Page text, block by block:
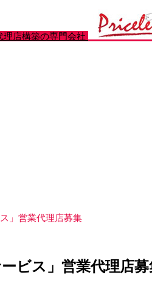
」営業代理店募集
ービス」営業代理店